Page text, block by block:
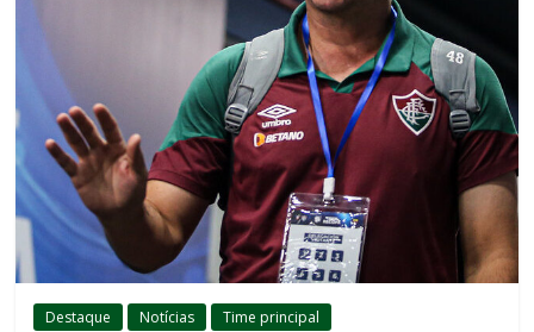
Destaque Notícias Time principal